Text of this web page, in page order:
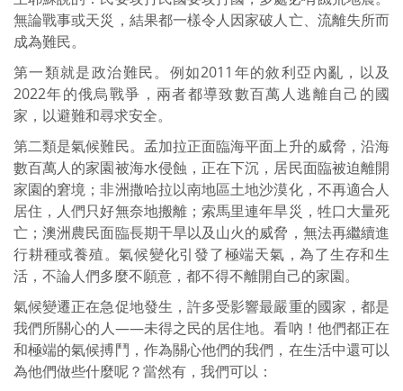
無論戰事或天災，結果都一樣令人因家破人亡、流離失所而
成為難民。
第一類就是政治難民。例如2011年的敘利亞內亂，以及
2022年的俄烏戰爭，兩者都導致數百萬人逃離自己的國
家，以避難和尋求安全。
第二類是氣候難民。孟加拉正面臨海平面上升的威脅，沿海
數百萬人的家園被海水侵蝕，正在下沉，居民面臨被迫離開
家園的窘境；非洲撒哈拉以南地區土地沙漠化，不再適合人
居住，人們只好無奈地搬離；索馬里連年旱災，牲口大量死
亡；澳洲農民面臨長期干旱以及山火的威脅，無法再繼續進
行耕種或養殖。氣候變化引發了極端天氣，為了生存和生
活，不論人們多麼不願意，都不得不離開自己的家園。
氣候變遷正在急促地發生，許多受影響最嚴重的國家，都是
我們所關心的人——未得之民的居住地。看吶！他們都正在
和極端的氣候搏鬥，作為關心他們的我們，在生活中還可以
為他們做些什麼呢？當然有，我們可以：